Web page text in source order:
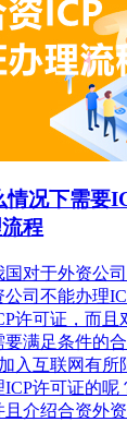
情况下需要
程
对于外资公
公司不能办理
许可证，而且
要满足条件的
入互联网有所
许可证的
介绍合资外